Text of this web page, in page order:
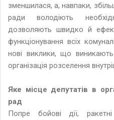
зменшилася, а, навпаки,
ради володіють
дозволяють швидко й
функціонування всіх
нові виклики, що
організація розселення
Яке місце депутатів в
рад
Попре бойові дії,